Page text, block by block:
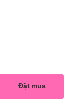
Đặt mua